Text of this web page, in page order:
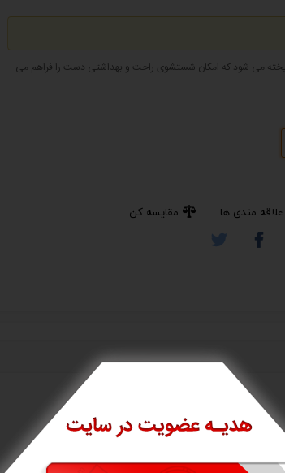
ریخته می شود که امکان شستشوی راحت و بهداشتی دست را فراهم می
مندی ها مقایسه کن